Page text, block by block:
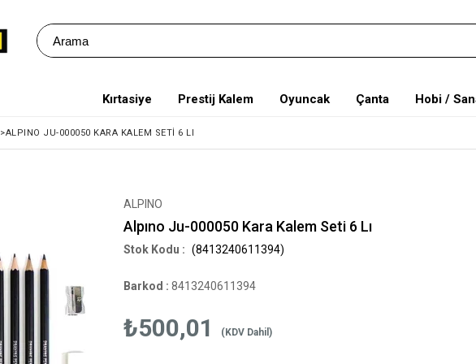
Kırtasiye Prestij Kalem Oyuncak Çanta Hobi /
>ALPINO JU-000050 KARA KALEM SETI 6 LI
ALPINO
Alpıno Ju-000050 Kara Kalem Seti 6 Lı
(8413240611394)
Barkod : 8413240611394
₺500,01 (KDV Dahil)